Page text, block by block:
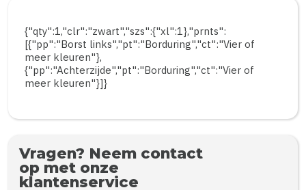
{"qty":1,"clr":"zwart","szs":{"xl":1},"prnts":
[{"pp":"Borst links","pt":"Borduring","ct":"Vier of
meer kleuren"},
{"pp":"Achterzijde","pt":"Borduring","ct":"Vier of
meer kleuren"}]}
Vragen? Neem contact
op met onze
klantenservice